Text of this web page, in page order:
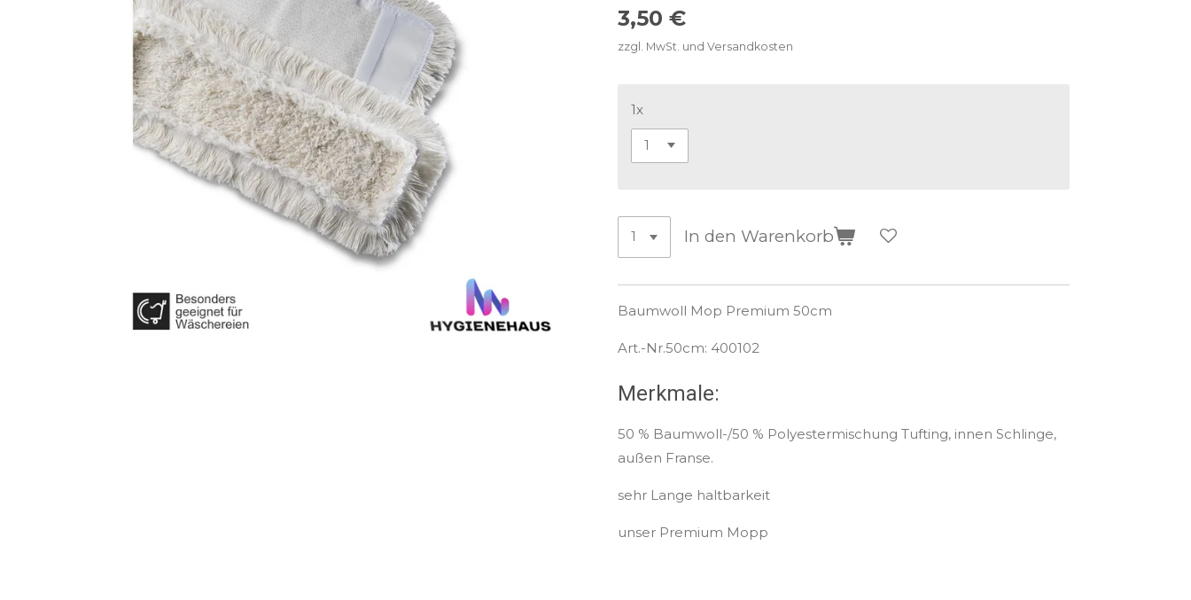
3,50 €
zzgl. MwSt. und Versandkosten
1x
In den Warenkorb
Baumwoll Mop Premium 50cm
Art.-Nr.50cm: 400102
Merkmale:
50 % Baumwoll-/50 % Polyestermischung Tufting, innen Schlinge,
außen Franse.
sehr Lange haltbarkeit
unser Premium Mopp